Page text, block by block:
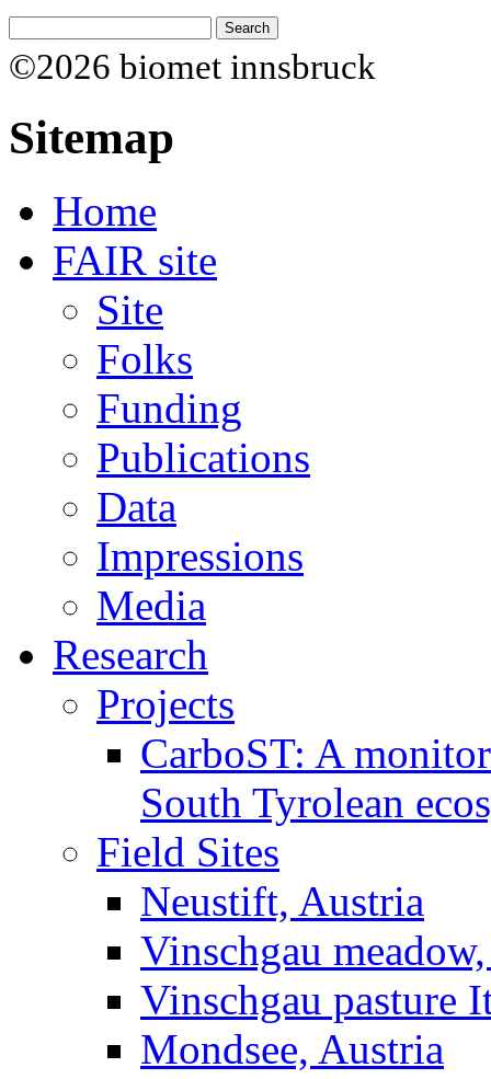
©2026 biomet innsbruck
Sitemap
Home
FAIR site
Site
Folks
Funding
Publications
Data
Impressions
Media
Research
Projects
CarboST: A
South Tyrolean
Field Sites
Neustift, Austria
Vinschgau
Vinschgau pasture
Mondsee, Austria